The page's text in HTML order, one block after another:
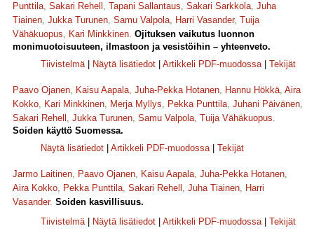
Punttila, Sakari Rehell , Tapani Sallantaus, Sakari Sarkkola, Juha
Tiainen, Jukka Turunen, Samu Valpola, Harri Vasander, Tuija
Vähäkuopus, Kari Minkkinen. Ojituksen vaikutus luonnon
monimuotoisuuteen, ilmastoon ja vesistöihin – yhteenveto.
Tiivistelmä| Näytä lisätiedot Artikkeli PDF-muodossa| Tekijät
Paavo Ojanen, Kaisu Aapala, Juha-Pekka Hotanen, Hannu Hökkä, Aira
Kokko, Kari Minkkinen, Merja Myllys, Pekka Punttila, Juhani Päivänen,
Sakari Rehell , Jukka Turunen, Samu Valpola, Tuija Vähäkuopus.
Soiden käyttö Suomessa.
Näytä lisätiedot
Artikkeli PDF-muodossa| Tekijät
Jarmo Laitinen, Paavo Ojanen, Kaisu Aapala, Juha-Pekka Hotanen,
Aira Kokko, Pekka Punttila, Sakari Rehell , Juha Tiainen, Harri
Vasander. Soiden kasvillisuus.
Tiivistelmä| Näytä lisätiedot Artikkeli PDF-muodossa| Tekijät